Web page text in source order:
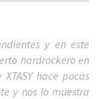
y en este
hardrockero en
hace pocas
y nos lo muestra